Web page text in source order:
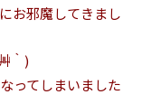
お邪魔してきまし
｀)
ってしまいました